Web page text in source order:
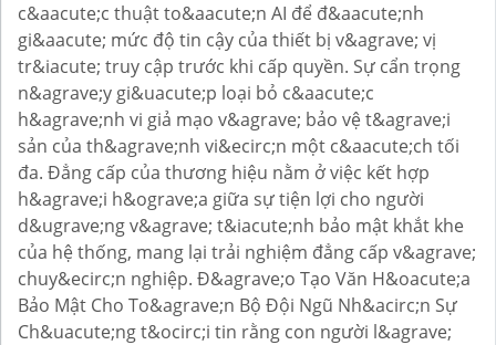
c&aacute;c thuật to&aacute;n AI để đ&aacute;nh
gi&aacute; mức độ tin cậy của thiết bị v&agrave; vị
tr&iacute; truy cập trước khi cấp quyền. Sự cẩn trọng
n&agrave;y gi&uacute;p loại bỏ c&aacute;c
h&agrave;nh vi giả mạo v&agrave; bảo vệ t&agrave;i
sản của th&agrave;nh vi&ecirc;n một c&aacute;ch tối
đa. Đẳng cấp của thương hiệu nằm ở việc kết hợp
h&agrave;i h&ograve;a giữa sự tiện lợi cho người
d&ugrave;ng v&agrave; t&iacute;nh bảo mật khắt khe
của hệ thống, mang lại trải nghiệm đẳng cấp v&agrave;
chuy&ecirc;n nghiệp. Đ&agrave;o Tạo Văn H&oacute;a
Bảo Mật Cho To&agrave;n Bộ Đội Ngũ Nh&acirc;n Sự
Ch&uacute;ng t&ocirc;i tin rằng con người l&agrave;